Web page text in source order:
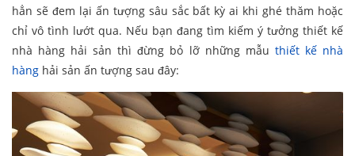
hẳn sẽ đem lại ấn tượng sâu sắc bất kỳ ai khi ghé thăm hoặc
chỉ vô tình lướt qua. Nếu bạn đang tìm kiếm ý tưởng thiết kế
nhà hàng hải sản thì đừng bỏ lỡ những mẫu thiết kế nhà
hàng hải sản ấn tượng sau đây: